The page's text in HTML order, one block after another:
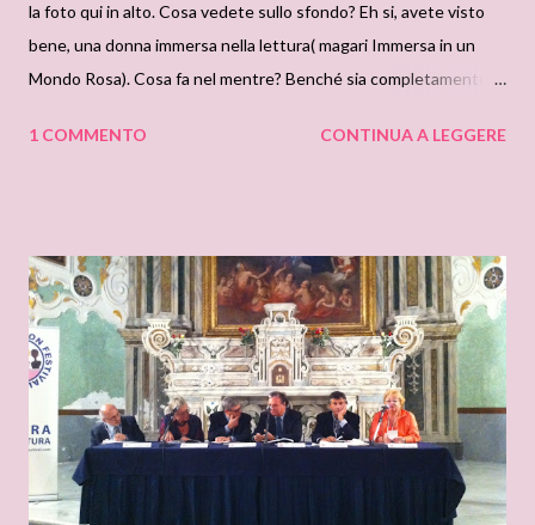
la foto qui in alto. Cosa vedete sullo sfondo? Eh si, avete visto
bene, una donna immersa nella lettura( magari Immersa in un
Mondo Rosa). Cosa fa nel mentre? Benché sia completamente
qualcosa nella pentola. Cosa più interessante è la frase sotto la
di Eric Heidereich, mentre la foto è stata scattata da Patrizia
Traverso. La sua mostra fotografica, che è stata inagurata
proprio a Matera nell’ambito del Festival Letterario, è stata
introdotta con delle frasi che portano alla riflessione. Benché la
fotografa non ami immortalare le persone, ha notato che quando
queste leggono si appartano a tal punto da permetterle di
coglierne la vera essenza . La fotografa ha colto diver...
1 COMMENTO CONTINUA A LEGGERE